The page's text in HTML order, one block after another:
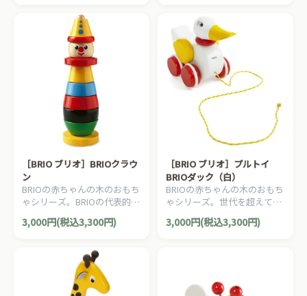
［BRIO ブリオ］BRIOクラウ
ン
BRIOの赤ちゃんの木のおもち
ゃシリーズ。BRIOの代表的な
ベストセラーの木製スタッキ
ングトイです。
3,000円(税込3,300円)
［BRIO ブリオ］プルトイ
BRIOダック（白）
BRIOの赤ちゃんの木のおもち
ゃシリーズ。世代を超えて愛
されるアヒルの木製プルトイ
です。
3,000円(税込3,300円)